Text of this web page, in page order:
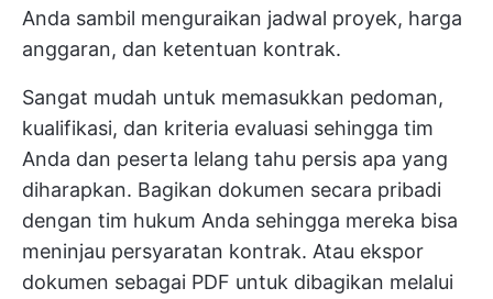
Anda sambil menguraikan jadwal proyek, harga
anggaran, dan ketentuan kontrak.
Sangat mudah untuk memasukkan pedoman,
kualifikasi, dan kriteria evaluasi sehingga tim
Anda dan peserta lelang tahu persis apa yang
diharapkan. Bagikan dokumen secara pribadi
dengan tim hukum Anda sehingga mereka bisa
meninjau persyaratan kontrak. Atau ekspor
dokumen sebagai PDF untuk dibagikan melalui